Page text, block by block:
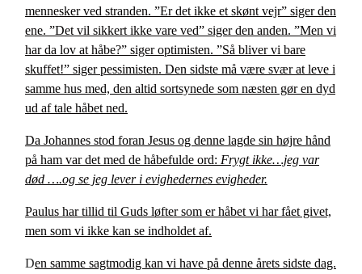
mennesker ved stranden. ”Er det ikke et skønt vejr” siger den
ene. ”Det vil sikkert ikke vare ved” siger den anden. ”Men vi
har da lov at håbe?” siger optimisten. ”Så bliver vi bare
skuffet!” siger pessimisten. Den sidste må være svær at leve i
samme hus med, den altid sortsynede som næsten gør en dyd
ud af tale håbet ned.
Da Johannes stod foran Jesus og denne lagde sin højre hånd
på ham var det med de håbefulde ord: Frygt ikke…jeg var
død ….og se jeg lever i evighedernes evigheder.
Paulus har tillid til Guds løfter som er håbet vi har fået givet,
men som vi ikke kan se indholdet af.
Den samme sagtmodig kan vi have på denne årets sidste dag.